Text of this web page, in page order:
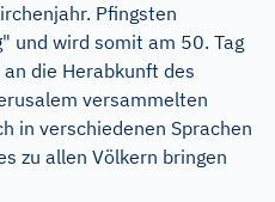
Pfingsten
und wird somit am 50. Tag
die Herabkunft des
versammelten
in verschiedenen Sprachen
zu allen Völkern bringen